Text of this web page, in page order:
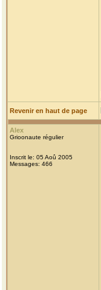
Revenir en haut de page
Alex
Grioonaute régulier
Inscrit le: 05 Aoû 2005
Messages: 466